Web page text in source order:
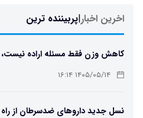
اخرین اخبار|پربیننده ترین
کاهش وزن فقط مسئله اراده
نگه دارد۱۴۰۵/۰۵/۱۴ ۱۶:۱۴
نسل جدید داروهای ضدسرطان از